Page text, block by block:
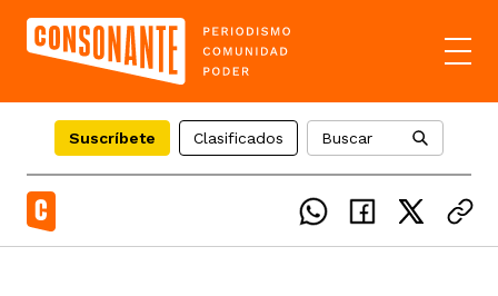
Suscríbete Clasificados Buscar
país